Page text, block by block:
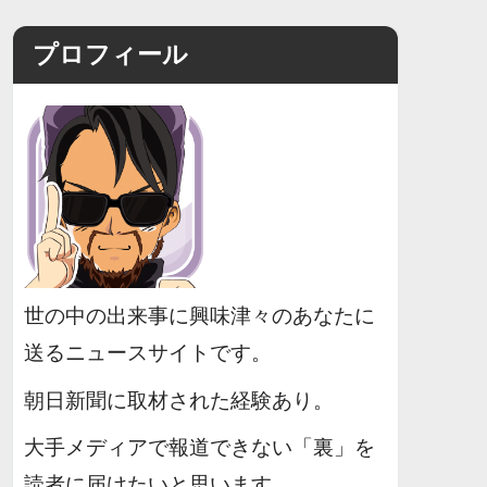
プロフィール
世の中の出来事に興味津々のあなたに
送るニュースサイトです。
朝日新聞に取材された経験あり。
大手メディアで報道できない「裏」を